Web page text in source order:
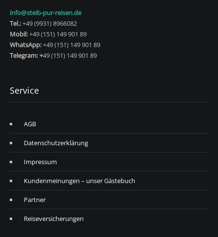
info@steib-pur-reisen.de
Tel.:+49 (9931) 8966082
Mobil:+49 (151) 149 901 89
WhatsApp:+49 (151) 149 901 89
Telegram: +49 (151) 149 901 89
Service
AGB
Datenschutzerklärung
Impressum
Kundenmeinungen – unser Gästebuch
Partner
Reiseversicherungen